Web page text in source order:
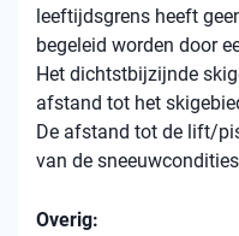
leeftijdsgrens heeft
begeleid worden door
Het dichtstbijzijnde
afstand tot het
De afstand tot de lift/
van de
Overig: